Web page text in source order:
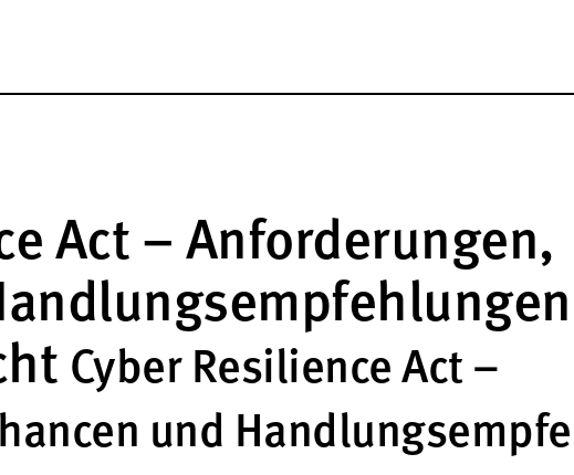
Act – Anforderungen,
Cyber Resilience Act –
und